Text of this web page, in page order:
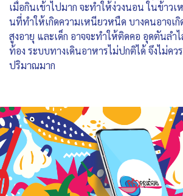
เมื่อกินเข้าไปมาก จะทำให้ง่วงนอน ในข้าวเ
นที่ทำให้เกิดความเหนียวหนืด บางคนอาจเ
สูงอายุ และเด็ก อาจจะทำให้ติดคอ อุดตันลำ
ท้อง ระบบทางเดินอาหารไม่ปกติได้ จึงไม่คว
ปริมาณมาก